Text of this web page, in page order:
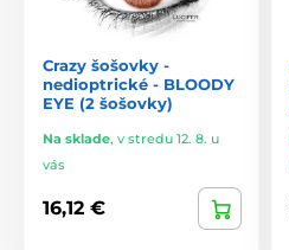
Crazy šošovky -
nedioptrické - BLOODY
EYE (2 šošovky)
Na sklade, v stredu 12. 8. u
vás
16,12 €